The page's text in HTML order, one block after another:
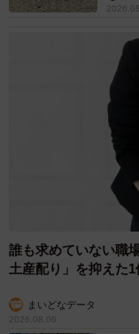
カルビ（手前）はお店と
厚めにカットされ
広がり、「脂のり
カルビはとろける
誰も求めていない職
土産配り」を抑えた
まいどなデータ
2026.08.06